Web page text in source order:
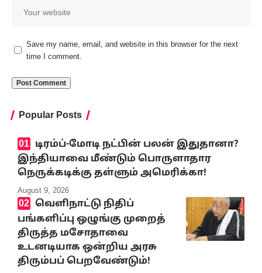
Save my name, email, and website in this browser for the next
time I comment.
Popular Posts
டிரம்ப்-மோடி நட்பின் பலன் இதுதானா?
இந்தியாவை மீண்டும் பொருளாதார
நெருக்கடிக்கு தள்ளும் அமெரிக்கா!
August 9, 2026
வெளிநாட்டு நிதிப்
பங்களிப்பு ஒழுங்கு முறைத்
திருத்த மசோதாவை
உடனடியாக ஒன்றிய அரசு
திரும்பப் பெறவேண்டும்!